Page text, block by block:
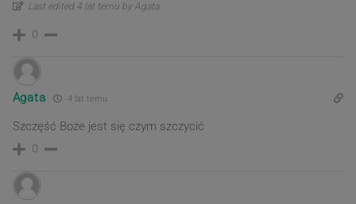
Last edited 4 lat temu by Agata
0
Agata 4 lat temu
Szczęść Boże jest się czym szczycić
0